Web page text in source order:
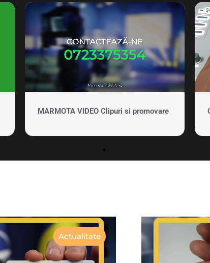
MARMOTA VIDEO Clipuri si promovare
Actualitate